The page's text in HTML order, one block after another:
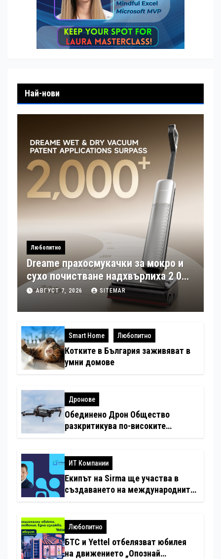
Най-нови
Любопитно
Dreame прахосмукачки за мокро и
сухо почистване надхвърлиха 2 000
патентни заявки в световен мащаб
АВГУСТ 7, 2026 SITEMAR
Smart Home Любопитно
Котките в България заживяват в
умни домове
Дронове
Обединено Дрон Общество
разкритикува по-високите
ИТ Компании
Екипът на Sirma ще участва в
създаването на международните
хотелиерството
Любопитно
БТС и Yettel отбелязват юбилея
на движението „Опознай